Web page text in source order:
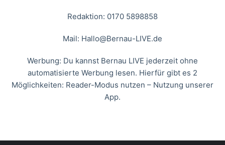
Redaktion: 0170 5898858
Mail: Hallo@Bernau-LIVE.de
Werbung: Du kannst Bernau LIVE jederzeit ohne
automatisierte Werbung lesen. Hierfür gibt es 2
Möglichkeiten: Reader-Modus nutzen – Nutzung unserer
App.